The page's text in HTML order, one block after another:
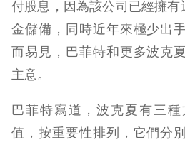
付股息，因為該公司已經擁有
金儲備，同時近年來極少出
而易見，巴菲特和更多波克
主意。
巴菲特寫道，波克夏有三
值，按重要性排列，它們分